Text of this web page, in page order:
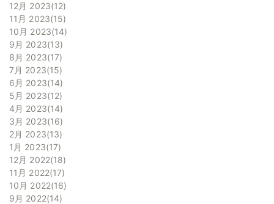
12月 2023 12
11月 2023 15
10月 2023 14
9月 2023 13
8月 2023 17
7月 2023 15
6月 2023 14
5月 2023 12
4月 2023 14
3月 2023 16
2月 2023 13
1月 2023 17
12月 2022 18
11月 2022 17
10月 2022 16
9月 2022 14